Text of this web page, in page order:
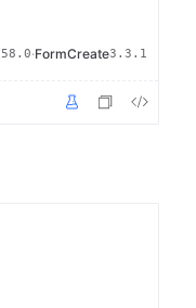
·FormCreate3.3.1